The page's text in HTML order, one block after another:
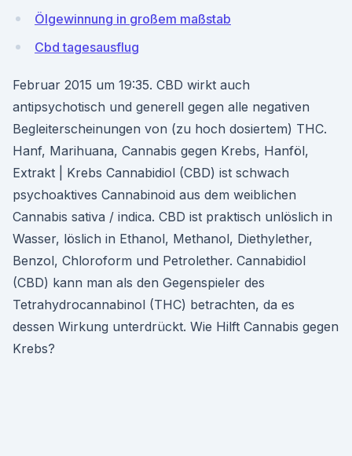
Ölgewinnung in großem maßstab
Cbd tagesausflug
Februar 2015 um 19:35. CBD wirkt auch
antipsychotisch und generell gegen alle negativen
Begleiterscheinungen von (zu hoch dosiertem) THC.
Hanf, Marihuana, Cannabis gegen Krebs, Hanföl,
Extrakt | Krebs Cannabidiol (CBD) ist schwach
psychoaktives Cannabinoid aus dem weiblichen
Cannabis sativa / indica. CBD ist praktisch unlöslich in
Wasser, löslich in Ethanol, Methanol, Diethylether,
Benzol, Chloroform und Petrolether. Cannabidiol
(CBD) kann man als den Gegenspieler des
Tetrahydrocannabinol (THC) betrachten, da es
dessen Wirkung unterdrückt. Wie Hilft Cannabis gegen
Krebs?